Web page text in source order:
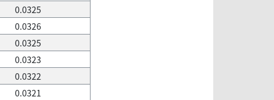
0.0325
0.0326
0.0325
0.0323
0.0322
0.0321